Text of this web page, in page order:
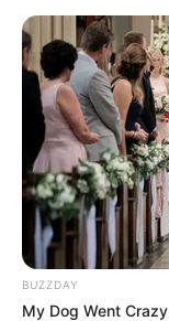
BUZZDAY
My Dog Went